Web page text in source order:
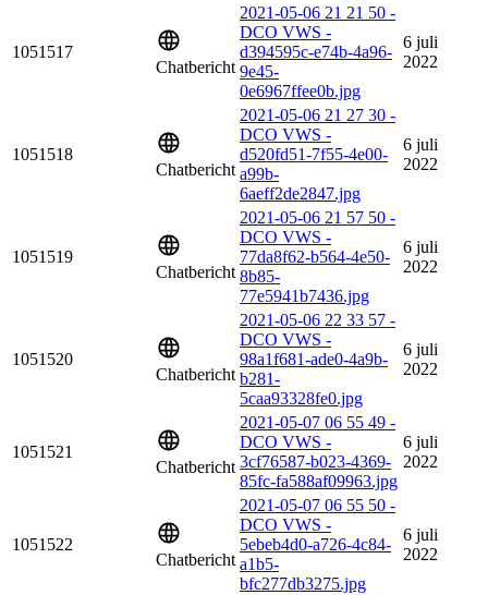
1051517
Chatbericht
2021-05-06 21 21 50 -
DCO VWS -
d394595c-e74b-4a96-
9e45-
0e6967ffee0b.jpg
6 juli
2022
1051518
Chatbericht
2021-05-06 21 27 30 -
DCO VWS -
d520fd51-7f55-4e00-
a99b-
6aeff2de2847.jpg
6 juli
2022
1051519
Chatbericht
2021-05-06 21 57 50 -
DCO VWS -
77da8f62-b564-4e50-
8b85-
77e5941b7436.jpg
6 juli
2022
1051520
Chatbericht
2021-05-06 22 33 57 -
DCO VWS -
98a1f681-ade0-4a9b-
b281-
5caa93328fe0.jpg
6 juli
2022
1051521
Chatbericht
2021-05-07 06 55 49 -
DCO VWS -
3cf76587-b023-4369-
85fc-fa588af09963.jpg
6 juli
2022
1051522
Chatbericht
2021-05-07 06 55 50 -
DCO VWS -
5ebeb4d0-a726-4c84-
a1b5-
bfc277db3275.jpg
6 juli
2022